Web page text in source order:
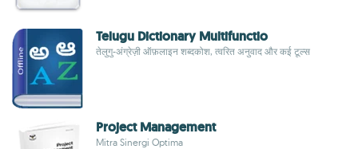
Telugu Dictionary Multifunctio
तेलुगु-अंग्रेज़ी ऑफ़लाइन शब्दकोश, त्वरित अनुवाद और कई टूल्स
Project Management
Mitra Sinergi Optima